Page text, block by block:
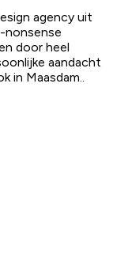
agency uit
nonsense
door heel
aandacht
Maasdam..